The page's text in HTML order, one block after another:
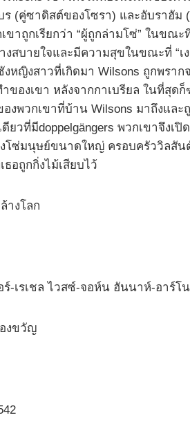
(คู่ซาดิสต์ของโซรา) และอับราฮัม
ขาถูกเรียกว่า “ผู้ถูกล่ามโซ่” ในข
สบายใจและมีความสุขในขณะที่ “
หญิงสาวที่เกิดมา Wilsons ถูกพรา
ของเขา หลังจากกาเบรียล ในที่สุ
งพวกเขาที่บ้าน Wilsons มาถึงแล
วที่มีdoppelgängers พวกเขาจึงเ
โซ่มนุษย์ขนาดใหญ่ ครอบครัววิลสั
อถูกกิ่งไม้เสียบไว้
างโลก
-เรเชล ไวสซ์-จอห์น ฮันนาห์-อาร์
งขวัญ